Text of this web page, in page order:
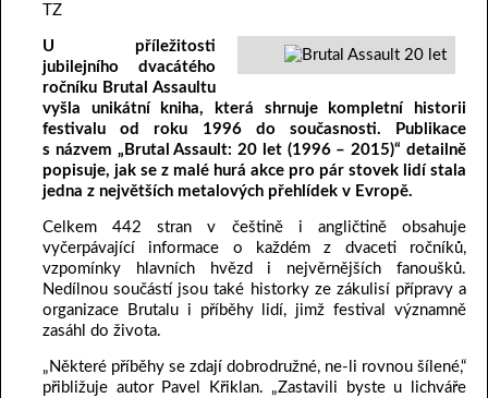
TZ
U příležitosti
jubilejního dvacátého
ročníku Brutal Assaultu
vyšla unikátní kniha, která shrnuje kompletní historii
festivalu od roku 1996 do současnosti. Publikace
s názvem „Brutal Assault: 20 let (1996 – 2015)“ detailně
popisuje, jak se z malé hurá akce pro pár stovek lidí stala
jedna z největších metalových přehlídek v Evropě.
Celkem 442 stran v češtině i angličtině obsahuje
vyčerpávající informace o každém z dvaceti ročníků,
vzpomínky hlavních hvězd i nejvěrnějších fanoušků.
Nedílnou součástí jsou také historky ze zákulisí přípravy a
organizace Brutalu i příběhy lidí, jimž festival významně
zasáhl do života.
„Některé příběhy se zdají dobrodružné, ne-li rovnou šílené,“
přibližuje autor Pavel Křiklan. „Zastavili byste u lichváře